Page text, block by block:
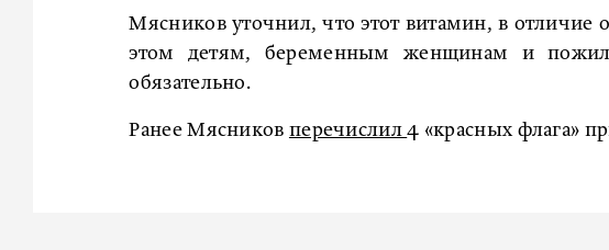
Мясников уточнил, что этот витамин, в
этом детям, беременным женщинам и
обязательно.
Ранее Мясников перечислил4 «красных флага»